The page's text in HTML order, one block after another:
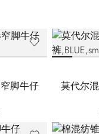
脚牛仔
莫代尔